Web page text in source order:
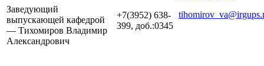
Заведующий
выпускающей кафедрой
— Тихомиров Владимир
Александрович
+7(3952) 638-
399, доб.:0345